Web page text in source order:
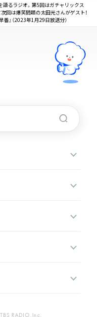
るラジオ。第5回はガチャリックス
回は爆笑問題の太田光さんがゲスト！
』（2023年1月29日放送分）
RADIO,Inc.